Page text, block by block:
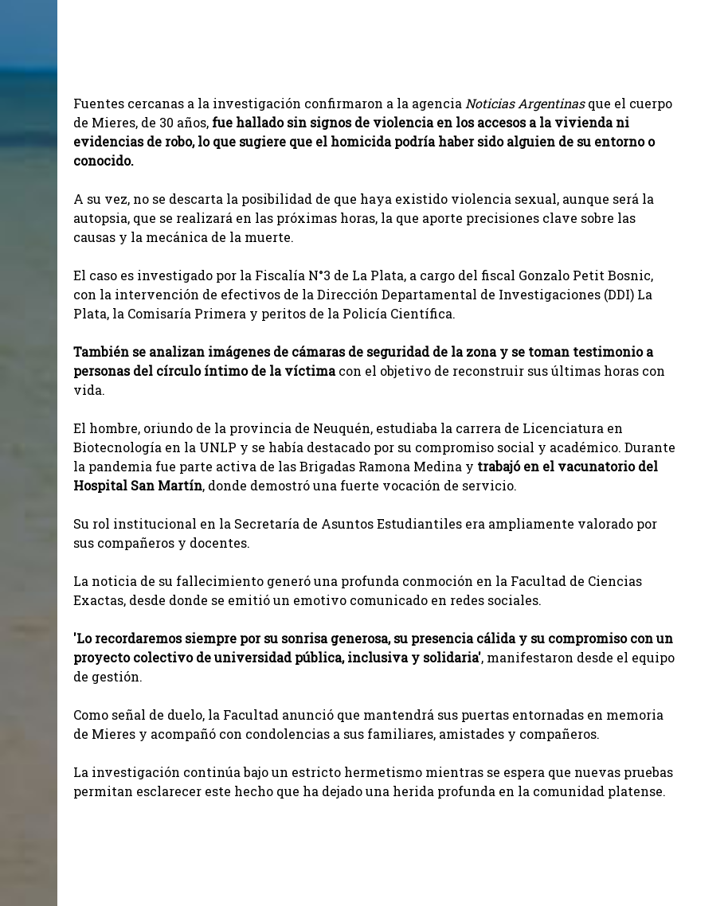
Fuentes cercanas a la investigación confirmaron a la agenciaNoticias Argentinasque el cuerpo
de Mieres, de 30 años, fue hallado sin signos de violencia en los accesos a la vivienda ni
evidencias de robo, lo que sugiere que el homicida podría haber sido alguien de su entorno o
conocido.
A su vez, no se descarta la posibilidad de que haya existido violencia sexual, aunque será la
autopsia, que se realizará en las próximas horas, la que aporte precisiones clave sobre las
causas y la mecánica de la muerte.
El caso es investigado por la Fiscalía N°3 de La Plata, a cargo del fiscal Gonzalo Petit Bosnic,
con la intervención de efectivos de la Dirección Departamental de Investigaciones (DDI) La
Plata, la Comisaría Primera y peritos de la Policía Científica.
También se analizan imágenes de cámaras de seguridad de la zona y se toman testimonio a
personas del círculo íntimo de la víctimacon el objetivo de reconstruir sus últimas horas con
vida.
El hombre, oriundo de la provincia de Neuquén, estudiaba la carrera de Licenciatura en
Biotecnología en la UNLP y se había destacado por su compromiso social y académico. Durante
la pandemia fue parte activa de las Brigadas Ramona Medina y trabajó en el vacunatorio del
Hospital San Martín, donde demostró una fuerte vocación de servicio.
Su rol institucional en la Secretaría de Asuntos Estudiantiles era ampliamente valorado por
sus compañeros y docentes.
La noticia de su fallecimiento generó una profunda conmoción en la Facultad de Ciencias
Exactas, desde donde se emitió un emotivo comunicado en redes sociales.
'Lo recordaremos siempre por su sonrisa generosa, su presencia cálida y su compromiso con un
proyecto colectivo de universidad pública, inclusiva y solidaria', manifestaron desde el equipo
de gestión.
Como señal de duelo, la Facultad anunció que mantendrá sus puertas entornadas en memoria
de Mieres y acompañó con condolencias a sus familiares, amistades y compañeros.
La investigación continúa bajo un estricto hermetismo mientras se espera que nuevas pruebas
permitan esclarecer este hecho que ha dejado una herida profunda en la comunidad platense.